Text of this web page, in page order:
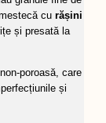
cu rășini
și presată la
poroasă, care
și